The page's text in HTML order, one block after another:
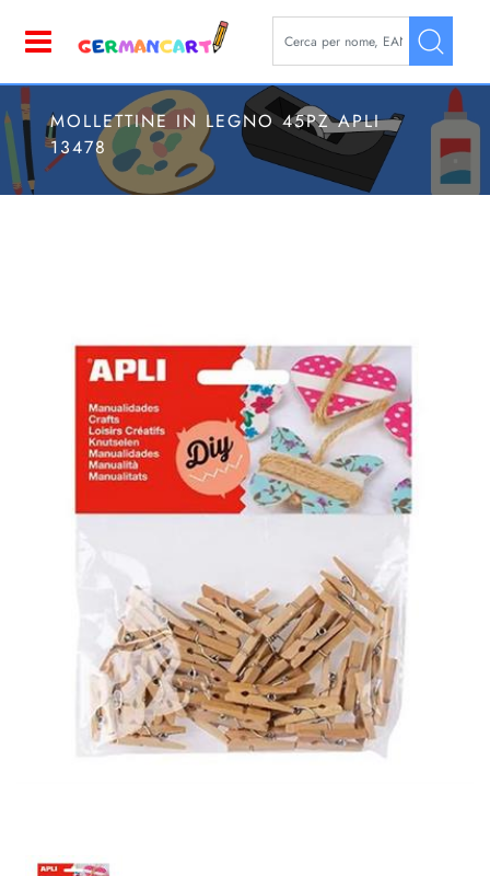
La modifica di un filtro
MOLLETTINE IN LEGNO 45PZ APLI
13478